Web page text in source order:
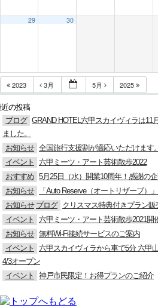
29 30
2023 3月 5月 2025
の投稿
ブログ GRAND HOTEL六甲スカイヴィラは11
ました。
お知らせ 全国旅行支援割が適応いただけます。
イベント
六甲ミーツ・アート芸術散歩2022
おすすめ 5月25日（水）開業10周年！感謝の企
お知らせ
「Auto Reserve（オートリザーブ）
お知らせ ブログ
クリスマス特典付きプラン販
イベント
六甲ミーツ・アート芸術散歩2021開
お知らせ 無料Wi-Fi接続サービスのご案内
イベント
六甲スカイヴィラから車で5分 六甲
4/3オープン
イベント
神戸市民限定！お得プランのご紹介